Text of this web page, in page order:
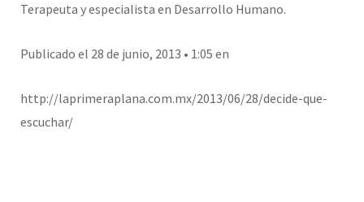
Terapeuta y especialista en Desarrollo Humano.
Publicado el 28 de junio, 2013 • 1:05 en
http://laprimeraplana.com.mx/2013/06/28/decide-que-
escuchar/